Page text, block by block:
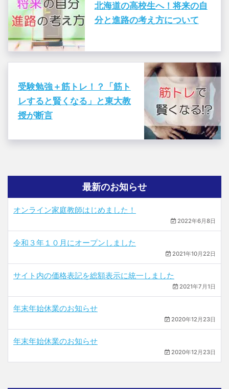
北海道の高校生へ！将来の自
分と進路の考え方について
受験勉強＋筋トレ！？「筋ト
レすると賢くなる」と東大教
授が断言
最新のお知らせ
オンライン家庭教師はじめました！
2022年6月8日
令和３年１０月にオープンしました
2021年10月22日
サイト内の価格表記を総額表示に統一しました
2021年7月1日
年末年始休業のお知らせ
2020年12月23日
年末年始休業のお知らせ
2020年12月23日